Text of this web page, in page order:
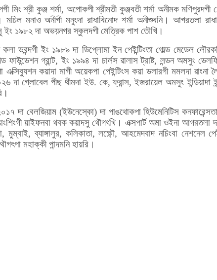
শ্রী কুঞ্জ শর্মা, অপোকপী শ্রীমতী কুঞ্জবতী শর্মা অনীমক মণিপুরদগী
অনীগী মনুংদা রাধাবিনোদ শর্মা অনীশুবনি। আগরতলা
ইং ১৯৮২ দা অভয়নগর স্কুলদগী মেত্রিক পাশ তৌখি।
ভবন্দগী ইং ১৯৮৯ দা ডিপ্লোমা ইন পেইন্টিংতা গোল্ড মেডেল
গ্রান্ট, ইং ১৯৯৪ দা চার্লস ৱালাস ট্রাষ্ট, লন্ডন অমসুং
কয়াদা মাগী অয়েকপা পেইন্টিংস কয়া ডলারগী মমলদা ৱাংনা
দা গ্লোবেল পীছ থীমদা ইউ. কে, ফ্রান্স, ইজরায়েল অমসুং ইন্ডিয়াদা
দা বেলজিয়াম (ইউনেস্কো) দা পাঙথোকপা হিউমেনিটিস
য়াইফনবা থবক কয়াদসু থৌগৎখি। এক্সপার্ট অমা ওইনা আগরতলা
ব্যাঙ্গালুর, কলিকাতা, লক্ষ্ণৌ, আহমেদবাদ নচিংবা নেশনেল
মহাক্কী পান্দমনি হায়রি।